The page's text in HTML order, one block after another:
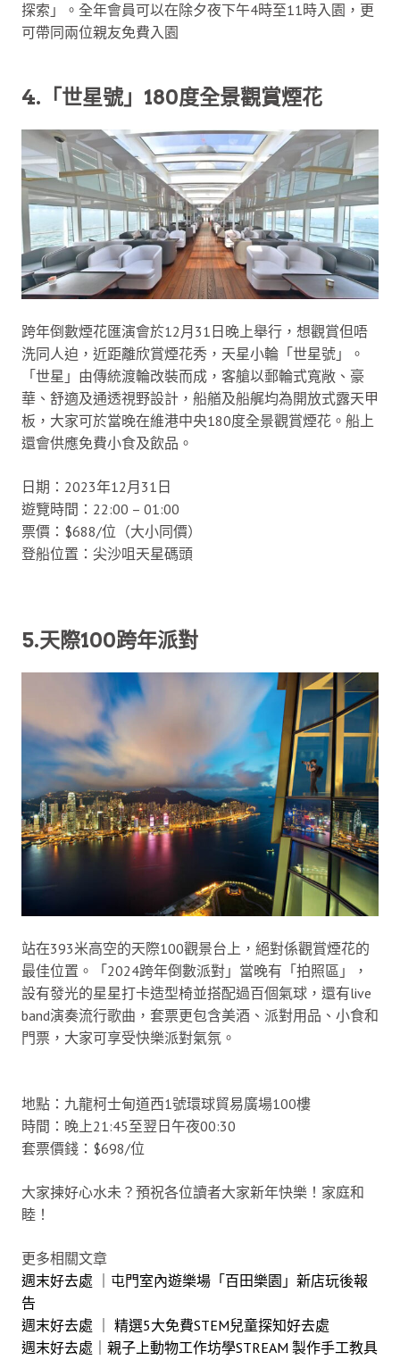
探索」。全年會員可以在除夕夜下午4時至11時入園，更
可帶同兩位親友免費入園
4.「世星號」180度全景觀賞煙花
跨年倒數煙花匯演會於12月31日晚上舉行，想觀賞但唔
洗同人迫，近距離欣賞煙花秀，天星小輪「世星號」。
「世星」由傳統渡輪改裝而成，客艙以郵輪式寬敞、豪
華、舒適及通透視野設計，船艏及船艉均為開放式露天甲
板，大家可於當晚在維港中央180度全景觀賞煙花。船上
還會供應免費小食及飲品。
日期：2023年12月31日
遊覽時間：22:00 – 01:00
票價：$688/位（大小同價）
登船位置：尖沙咀天星碼頭
5.天際100跨年派對
站在393米高空的天際100觀景台上，絕對係觀賞煙花的
最佳位置。「2024跨年倒數派對」當晚有「拍照區」，
設有發光的星星打卡造型椅並搭配過百個氣球，還有live
band演奏流行歌曲，套票更包含美酒、派對用品、小食和
門票，大家可享受快樂派對氣氛。
地點：九龍柯士甸道西1號環球貿易廣場100樓
時間：晚上21:45至翌日午夜00:30
套票價錢：$698/位
大家揀好心水未？預祝各位讀者大家新年快樂！家庭和
睦！
更多相關文章
週末好去處 ｜屯門室內遊樂場「百田樂園」新店玩後報
告
週末好去處 ｜ 精選5大免費STEM兒童探知好去處
週末好去處｜親子上動物工作坊學STREAM 製作手工教具